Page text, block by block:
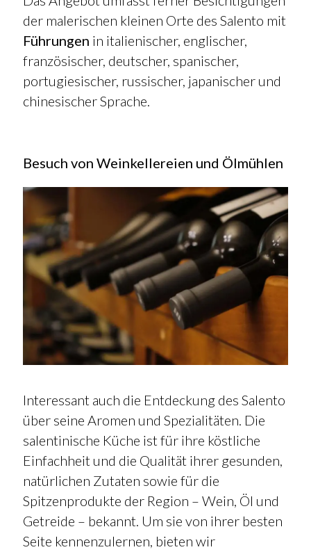
der malerischen kleinen Orte des Salento mit
Führungen in italienischer, englischer,
französischer, deutscher, spanischer,
portugiesischer, russischer, japanischer und
chinesischer Sprache.
Besuch von Weinkellereien und Ölmühlen
Interessant auch die Entdeckung des Salento
über seine Aromen und Spezialitäten. Die
salentinische Küche ist für ihre köstliche
Einfachheit und die Qualität ihrer gesunden,
natürlichen Zutaten sowie für die
Spitzenprodukte der Region – Wein, Öl und
Getreide – bekannt. Um sie von ihrer besten
Seite kennenzulernen, bieten wir